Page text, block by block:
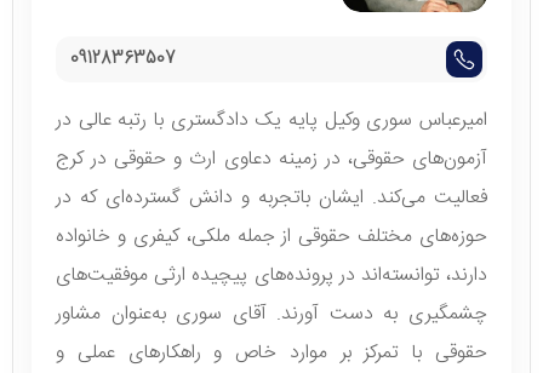
09128363507
امیرعباس سوری وکیل پایه یک دادگستری با رتبه عالی در
آزمون‌های حقوقی، در زمینه دعاوی ارث و حقوقی در کرج
فعالیت می‌کند. ایشان باتجربه و دانش گسترده‌ای که در
حوزه‌های مختلف حقوقی از جمله ملکی، کیفری و خانواده
دارند، توانسته‌اند در پرونده‌های پیچیده ارثی موفقیت‌های
چشمگیری به دست آورند. آقای سوری به‌عنوان مشاور
حقوقی با تمرکز بر موارد خاص و راهکارهای عملی و